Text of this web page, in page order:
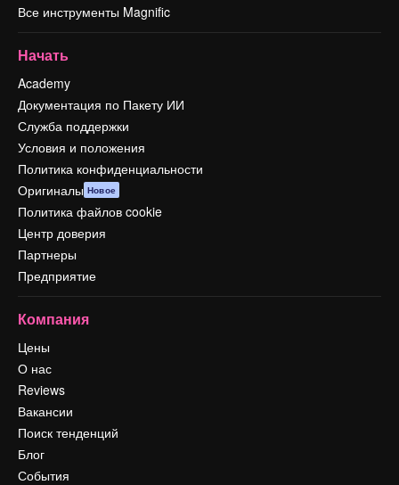
Все инструменты Magnific
Начать
Academy
Документация по Пакету ИИ
Служба поддержки
Условия и положения
Политика конфиденциальности
Оригиналы Новое
Политика файлов cookie
Центр доверия
Партнеры
Предприятие
Компания
Цены
О нас
Reviews
Вакансии
Поиск тенденций
Блог
События